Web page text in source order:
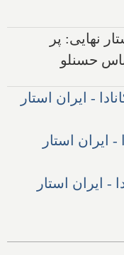
نهایی: پر
حسنلو
- ایران استار
- ایران استار
- ایران استار